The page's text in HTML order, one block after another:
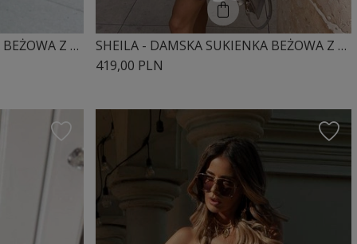
SHEILA - DAMSKA SUKIENKA BEŻOWA Z BUFKAMI I ZDOBIENIAMI MIDI 'SIMONE BEIGE'
SHEILA - DAMSKA SUKIENKA BEŻOWA Z SUPEŁKAMI I DŁUGIM RĘKAWEM 'SAND'
419,00 PLN